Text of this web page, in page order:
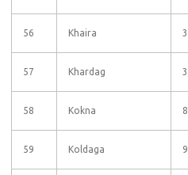
56 Khaira
57 Khardag
58 Kokna
59 Koldaga